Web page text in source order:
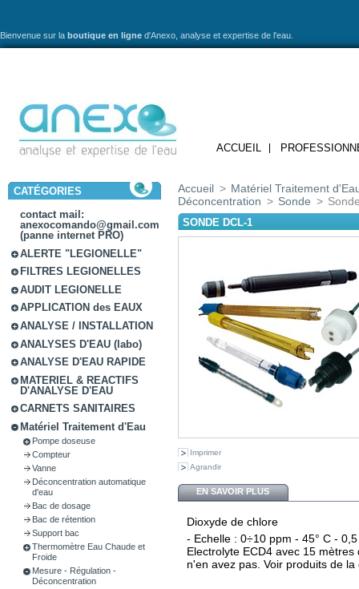
Bienvenue sur la boutique en ligne d'Anexo, analyse et expertise de l'eau.
ACCUEIL
CATÉGORIES
contact mail:
anexocomando@gmail.com
(panne internet PRO)
ALERTE "LEGIONELLE"
FILTRES LEGIONELLES
AUDIT LEGIONELLE
APPLICATION des EAUX
ANALYSE / INSTALLATION
ANALYSES D'EAU (labo)
ANALYSE D'EAU RAPIDE
MATERIEL & REACTIFS
D'ANALYSE D'EAU
CARNETS SANITAIRES
Matériel Traitement d'Eau
Pompe doseuse
Compteur
Vanne
Déconcentration automatique
d'eau
Bac de dosage
Bac de rétention
Support bac
Thermomètre Eau Chaude et
Froide
Mesure - Régulation -
Déconcentration
Accueil > Matériel Traitement
Déconcentration > Sonde >
SONDE DCL-1
Imprimer
Agrandir
EN SAVOIR PLUS
Dioxyde de chlore
- Echelle : 0÷10 ppm - 45° C -
Electrolyte ECD4 avec 15
n'en avez pas. Voir produits de